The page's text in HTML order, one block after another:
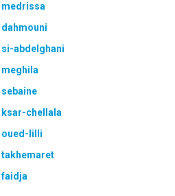
medrissa
dahmouni
si-abdelghani
meghila
sebaine
ksar-chellala
oued-lilli
takhemaret
faidja